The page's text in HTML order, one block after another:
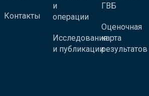
Контакты
и
операции
Исследования
и публикации
ГВБ
Оценочная
карта
результатов